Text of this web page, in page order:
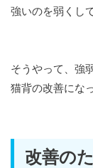
強いのを弱くし
そうやって、強
猫背の改善にな
改善の